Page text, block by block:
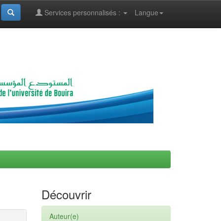
Langue
Services personnalisés :
Découvrir
Auteur(e)